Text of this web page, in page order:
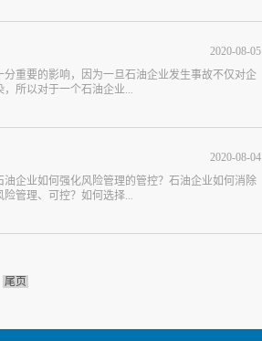
工业安全技术培训就可以让员工充分认识到违规操
人员和企业员工来说都具有非常明显的好处，因为
识和设备故障辨别技巧，能够更大程度的避免由...
工安全管理责任首先就需要加强安全队伍的建设，
，才能够为企业的安全工作作出更大贡献。因此对
训之外，还需要加强员工方面的培训。另外信誉可
度，层层签订安全生产责任书，全方位的把安全责
下，方可进行实施。建立严格的规章制度和健全的
劳动的过程当中管理人员你要做好日常的劳动监督
要做各方面的努力，也需要做很多工作，向化工安...
重要的影响，因为一旦石油企业发生事故不仅对企
所以对于一个石油企业...
资源，随着石油产量的减少其勘探和开采难度就会增
的有效能源时，国际石油的价格一路水涨船高已成
业的风险管理意识，服务比较好的石油风险管理还
油源竞争风险在国际石油市场油源的竞争一直处于
高端的石油风险管理引入那么对提升企业效率和水
对于中国石油企业来讲这条运输航线变得很脆...
2020-08-05
企业如何强化风险管理的管控？石油企业如何消除
管理、可控？如何选择...
管理为企业设备的安全生产和安全隐患提出整改意
家建议，应该组织操作人员深入现场实地了解情况
2020-08-04
尾页